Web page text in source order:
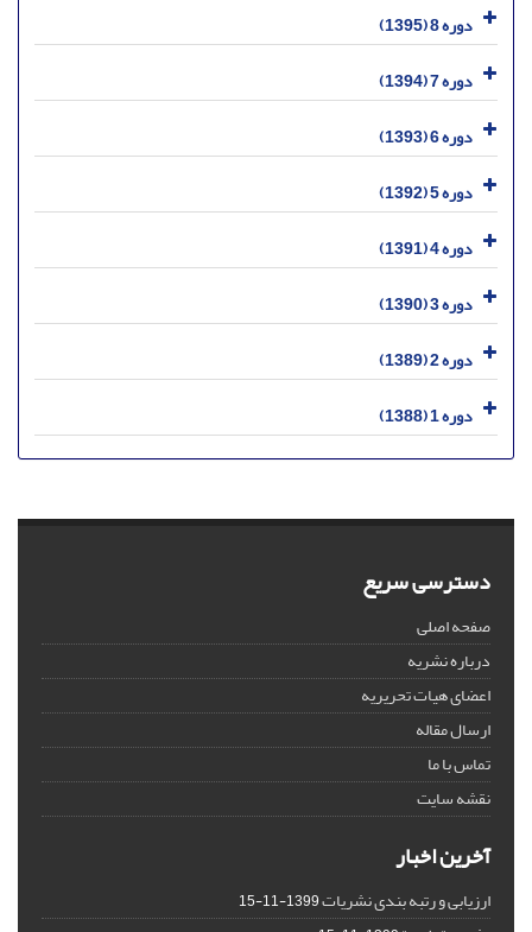
دوره 8 (1395)
دوره 7 (1394)
دوره 6 (1393)
دوره 5 (1392)
دوره 4 (1391)
دوره 3 (1390)
دوره 2 (1389)
دوره 1 (1388)
دسترسی سریع
صفحه اصلی
درباره نشریه
اعضای هیات تحریریه
ارسال مقاله
تماس با ما
نقشه سایت
آخرین اخبار
ارزیابی و رتبه بندی نشریات1399-11-15